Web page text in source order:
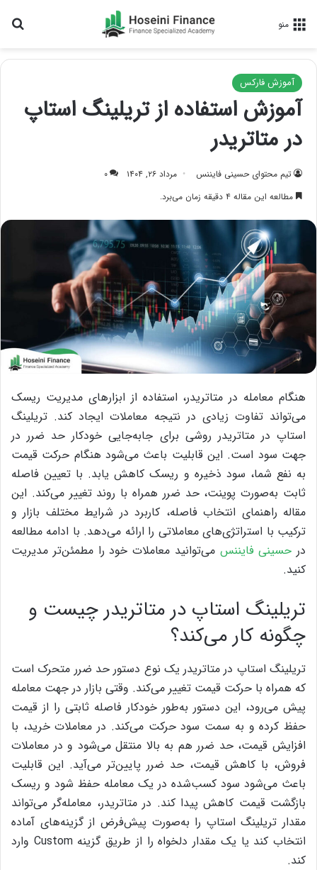
منو
آموزش فارکس
آموزش استفاده از تریلینگ استاپ
در متاتریدر
تیم محتوای حسینی‌ فایننس مرداد ۲۶, ۱۴۰۴
۰
مطالعه این مقاله ۴ دقیقه زمان می‌برد.
هنگام معامله در متاتریدر، استفاده از ابزارهای مدیریت ریسک
می‌تواند تفاوت زیادی در نتیجه معاملات ایجاد کند. تریلینگ
استاپ در متاتریدر روشی برای جابه‌جایی خودکار حد ضرر در
جهت سود است. این قابلیت باعث می‌شود هنگام حرکت قیمت
به نفع شما، سود ذخیره و ریسک کاهش یابد. با تعیین فاصله
ثابت به‌صورت پوینت، حد ضرر همراه با روند تغییر می‌کند. این
مقاله راهنمای انتخاب فاصله، کاربرد در شرایط مختلف بازار و
ترکیب با استراتژی‌های معاملاتی را ارائه می‌دهد. با ادامه مطالعه
در حسینی فایننس می‌توانید معاملات خود را مطمئن‌تر مدیریت
کنید.
تریلینگ استاپ در متاتریدر چیست و
چگونه کار می‌کند؟
تریلینگ استاپ در متاتریدر یک نوع دستور حد ضرر متحرک است
که همراه با حرکت قیمت تغییر می‌کند. وقتی بازار در جهت معامله
پیش می‌رود، این دستور به‌طور خودکار فاصله ثابتی را از قیمت
حفظ کرده و به سمت سود حرکت می‌کند. در معاملات خرید، با
افزایش قیمت، حد ضرر هم به بالا منتقل می‌شود و در معاملات
فروش، با کاهش قیمت، حد ضرر پایین‌تر می‌آید. این قابلیت
باعث می‌شود سود کسب‌شده در یک معامله حفظ شود و ریسک
بازگشت قیمت کاهش پیدا کند. در متاتریدر، معامله‌گر می‌تواند
مقدار تریلینگ استاپ را به‌صورت پیش‌فرض از گزینه‌های آماده
انتخاب کند یا یک مقدار دلخواه را از طریق گزینه Custom وارد
کند.